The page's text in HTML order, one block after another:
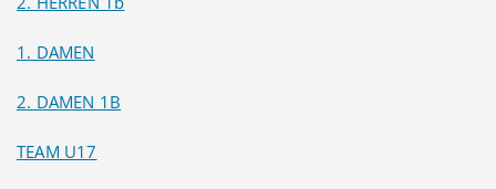
1. DAMEN
2. DAMEN 1B
TEAM U17